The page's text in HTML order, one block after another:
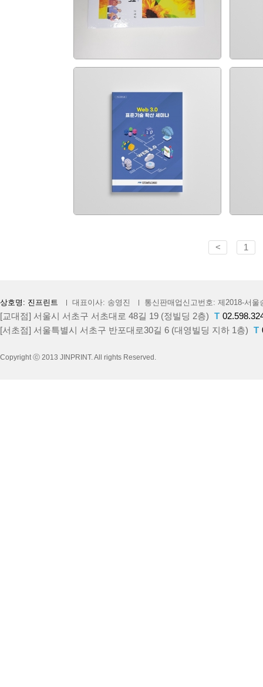
< 1
상호명: 진프린트 대표이사: 송영진 통신판매업신고번호: 제2018-서울
[교대점] 서울시 서초구 서초대로 48길 19 (정빌딩 2층) T
[서초점] 서울특별시 서초구 반포대로30길 6 (대영빌딩 지하 1층) T
Copyright ⓒ 2013 JINPRINT. All rights Reserved.